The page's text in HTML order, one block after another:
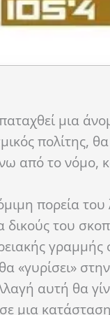
μια
πολίτης,
από το νόμο,
πορεία
δικούς του
«γυρίσει»
αυτή θα
μια